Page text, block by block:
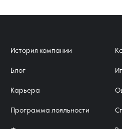
История компании
Блог
Карьера
Программа лояльности